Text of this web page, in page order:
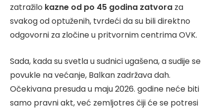
zatražilo kazne od po 45 godina zatvora za
svakog od optuženih, tvrdeći da su bili direktno
odgovorni za zločine u pritvornim centrima OVK.
Sada, kada su svetla u sudnici ugašena, a sudije se
povukle na većanje, Balkan zadržava dah.
Očekivana presuda u maju 2026. godine neće biti
samo pravni akt, već zemljotres čiji će se potresi